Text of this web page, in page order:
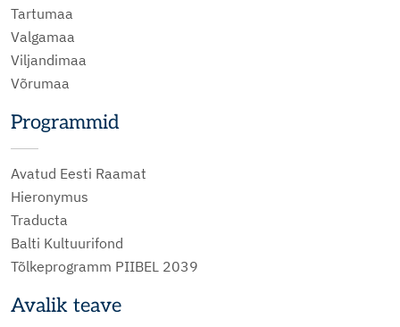
Tartumaa
Valgamaa
Viljandimaa
Võrumaa
Programmid
Avatud Eesti Raamat
Hieronymus
Traducta
Balti Kultuurifond
Tõlkeprogramm PIIBEL 2039
Avalik teave